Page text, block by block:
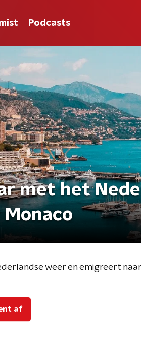
Podcasts
met het
weer en emigreert
af